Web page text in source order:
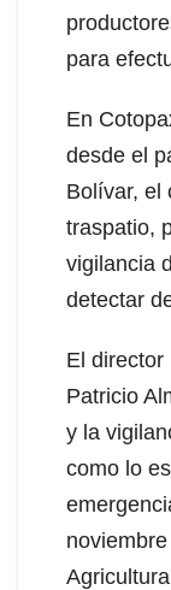
para
En
desde el
Bolívar, el
traspatio,
vigilancia
detectar
El director
Patricio
y la
como lo